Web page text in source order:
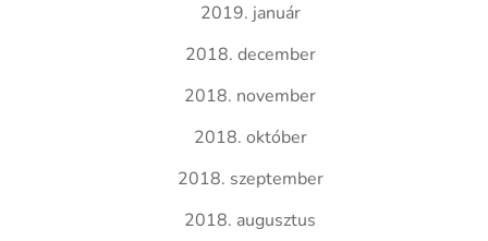
2019. január
2018. december
2018. november
2018. október
2018. szeptember
2018. augusztus